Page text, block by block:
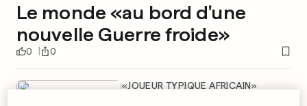
Le monde «au bord d'une
nouvelle Guerre froide»
0 0
«JOUEUR TYPIQUE AFRICAIN»